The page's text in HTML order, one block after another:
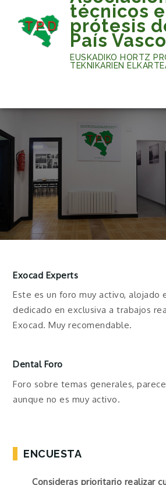
content
técnicos
prótesis
País Vasco
EUSKADIKO HORTZ
TEKNIKARIEN
Exocad Experts
Este es un foro muy activo, alojado
dedicado en exclusiva a trabajos
Exocad. Muy recomendable.
Dental Foro
Foro sobre temas generales,
aunque no es muy activo.
ENCUESTA
Consideras prioritario realizar